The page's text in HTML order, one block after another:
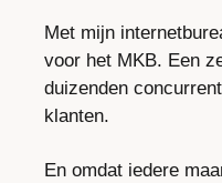
Met mijn
voor het MKB. Een
duizenden
klanten.
En omdat iedere